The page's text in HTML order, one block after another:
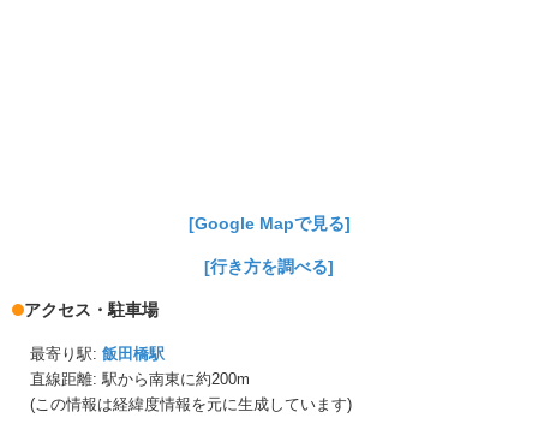
[Google Mapで見る]
[行き方を調べる]
アクセス・駐車場
最寄り駅: 飯田橋駅
直線距離: 駅から南東に約200m
(この情報は経緯度情報を元に生成しています)